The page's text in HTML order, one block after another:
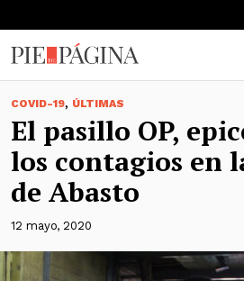
COVID-19, ÚLTIMAS
El pasillo OP,
los contagios en
de Abasto
12 mayo, 2020